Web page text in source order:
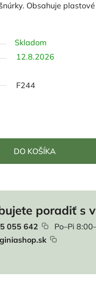
Obsahuje
Skladom
12.8.2026
F244
DO KOŠÍKA
poradiť s
055 642
Po–Pi